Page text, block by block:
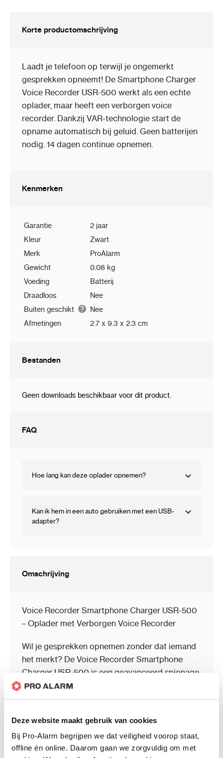
Deze website maakt gebruik van cookies
Bij Pro-Alarm begrijpen we dat veiligheid voorop staat,
offline én online. Daarom gaan we zorgvuldig om met
Korte productomschrijving
Laadt je telefoon op terwijl je ongemerkt
gesprekken opneemt! De Smartphone Charger
Voice Recorder USR-500 werkt als een echte
oplader, maar heeft een verborgen voice
recorder. Dankzij VAR-technologie start de
opname automatisch bij geluid. Geen batterijen
nodig. 14 dagen continue opnemen.
Kenmerken
Garantie
2 jaar
Kleur
Zwart
Merk
ProAlarm
Gewicht
0.08 kg
Voeding
Batterij
Draadloos
Nee
Buiten geschikt
Nee
Afmetingen
2.7 x 9.3 x 2.3 cm
Bestanden
Geen downloads beschikbaar voor dit product.
FAQ
Hoe lang kan deze oplader opnemen?
Kan ik hem in een auto gebruiken met een USB-
adapter?
Omschrijving
Voice Recorder Smartphone Charger USR-500
– Oplader met Verborgen Voice Recorder
Wil je gesprekken opnemen zonder dat iemand
het merkt? De Voice Recorder Smartphone
Charger USR-500 is een geavanceerd spionage
opnameapparaat vermomd als een standaard
smartphone oplader. Dit slimme verborgen
stiekem audio op in hoge kwaliteit, zonder dat
iemand het doorheeft.